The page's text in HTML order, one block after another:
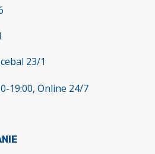
23/1
19:00, Online 24/7